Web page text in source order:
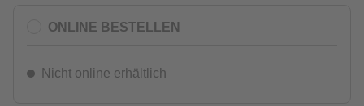
ONLINE BESTELLEN
Nicht online erhältlich